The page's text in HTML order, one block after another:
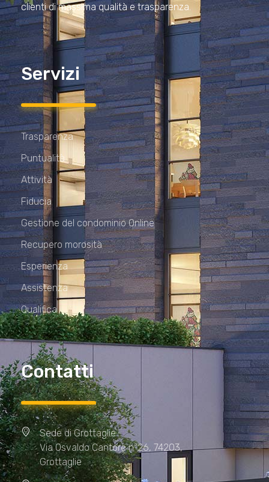
clienti di massima qualità e trasparenza.
Servizi
Trasparenza
Puntualità
Attività
Fiducia
Gestione del condominio Online
Recupero morosità
Esperienza
Assistenza
Qualifica
Contatti
Sede di Grottaglie
Via Osvaldo Cantore n°26, 74203,
Grottaglie